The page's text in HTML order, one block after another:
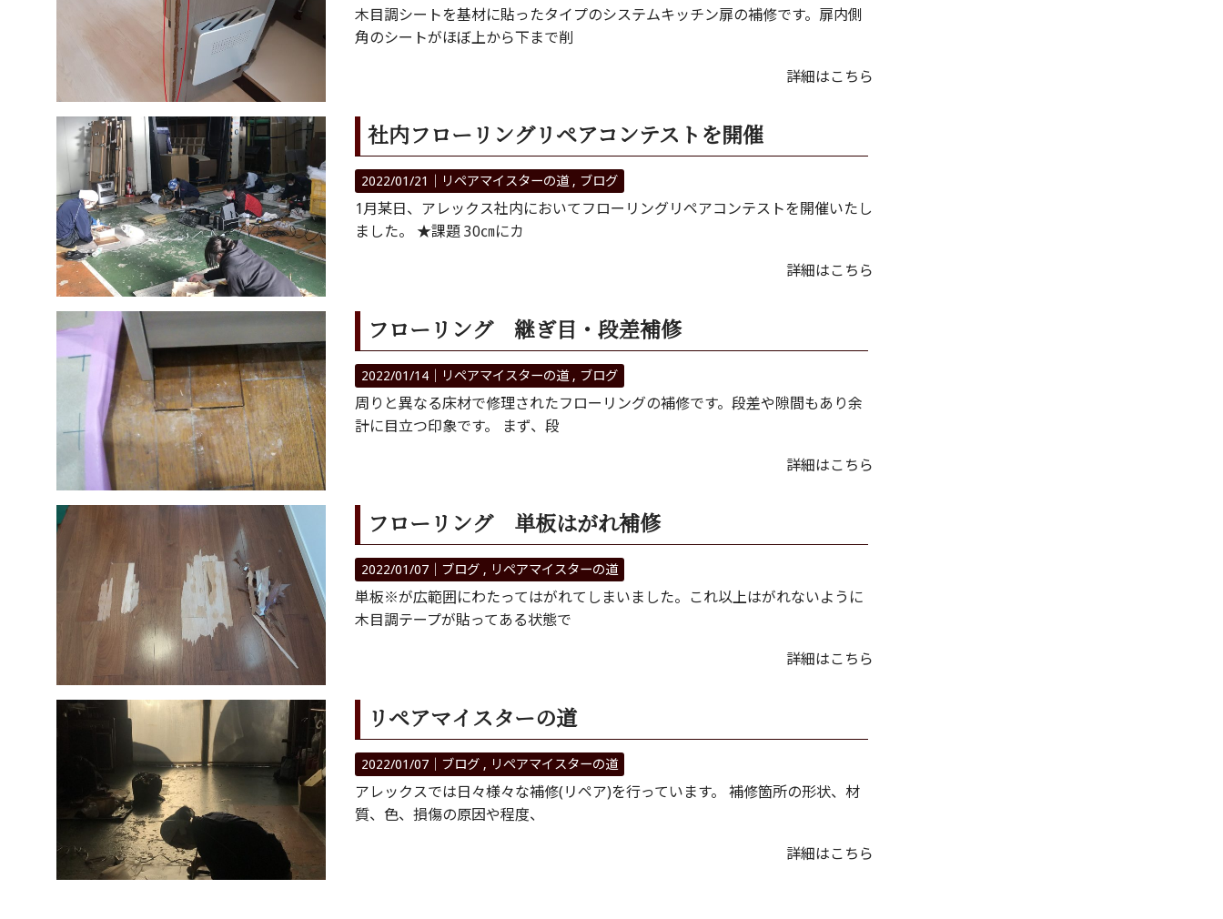
木目調シートを基材に貼ったタイプのシステムキッチン扉の補修です。扉内側
角のシートがほぼ上から下まで削
詳細はこちら
社内フローリングリペアコンテストを開催
2022/01/21｜ リペアマイスターの道 ブログ
1月某日、アレックス社内においてフローリングリペアコンテストを開催いたし
ました。 ★課題 30㎝にカ
詳細はこちら
フローリング 継ぎ目・段差補修
2022/01/14｜ リペアマイスターの道 ブログ
周りと異なる床材で修理されたフローリングの補修です。段差や隙間もあり余
計に目立つ印象です。 まず、段
詳細はこちら
フローリング 単板はがれ補修
2022/01/07｜ ブログ リペアマイスターの道
単板※が広範囲にわたってはがれてしまいました。これ以上はがれないように
木目調テープが貼ってある状態で
詳細はこちら
リペアマイスターの道
2022/01/07｜ ブログ リペアマイスターの道
アレックスでは日々様々な補修(リペア)を行っています。 補修箇所の形状、材
質、色、損傷の原因や程度、
詳細はこちら